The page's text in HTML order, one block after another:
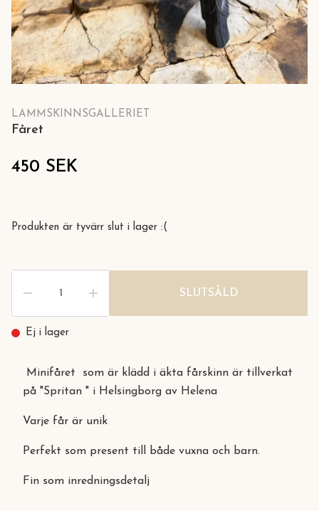
LAMMSKINNSGALLERIET
Fåret
450 SEK
Produkten är tyvärr slut i lager :(
SLUTSÅLD
Ej i lager
Minifåret som är klädd i äkta fårskinn är tillverkat
på "Spritan " i Helsingborg av Helena
Varje får är unik
Perfekt som present till både vuxna och barn.
Fin som inredningsdetalj